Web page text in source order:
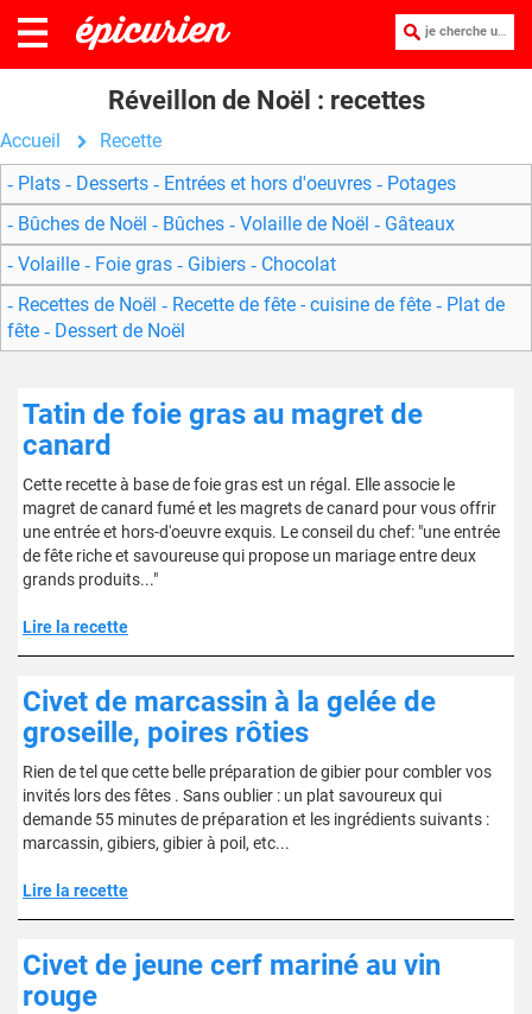
je cherche une recette :
Réveillon de Noël : recettes
Accueil
Recette
Plats
Desserts Entrées et hors d'oeuvres
Potages
Bûches de Noël
Bûches Volaille de Noël
Gâteaux
Volaille
Foie gras Gibiers
Chocolat
Recettes de Noël
Recette de fête - cuisine de fête
Plat de
fête
Dessert de Noël
Tatin de foie gras au magret de
canard
Cette recette à base de foie gras est un régal. Elle associe le
magret de canard fumé et les magrets de canard pour vous offrir
une entrée et hors-d'oeuvre exquis. Le conseil du chef: "une entrée
de fête riche et savoureuse qui propose un mariage entre deux
grands produits..."
Lire la recette
Civet de marcassin à la gelée de
groseille, poires rôties
Rien de tel que cette belle préparation de gibier pour combler vos
invités lors des fêtes . Sans oublier : un plat savoureux qui
demande 55 minutes de préparation et les ingrédients suivants :
marcassin, gibiers, gibier à poil, etc...
Lire la recette
Civet de jeune cerf mariné au vin
rouge